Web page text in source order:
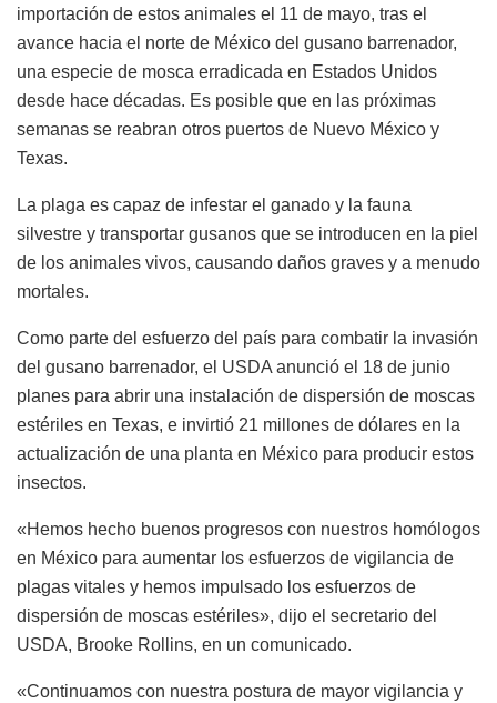
importación de estos animales el 11 de mayo, tras el
avance hacia el norte de México del gusano barrenador,
una especie de mosca erradicada en Estados Unidos
desde hace décadas. Es posible que en las próximas
semanas se reabran otros puertos de Nuevo México y
Texas.
La plaga es capaz de infestar el ganado y la fauna
silvestre y transportar gusanos que se introducen en la piel
de los animales vivos, causando daños graves y a menudo
mortales.
Como parte del esfuerzo del país para combatir la invasión
del gusano barrenador, el USDA anunció el 18 de junio
planes para abrir una instalación de dispersión de moscas
estériles en Texas, e invirtió 21 millones de dólares en la
actualización de una planta en México para producir estos
insectos.
«Hemos hecho buenos progresos con nuestros homólogos
en México para aumentar los esfuerzos de vigilancia de
plagas vitales y hemos impulsado los esfuerzos de
dispersión de moscas estériles», dijo el secretario del
USDA, Brooke Rollins, en un comunicado.
«Continuamos con nuestra postura de mayor vigilancia y